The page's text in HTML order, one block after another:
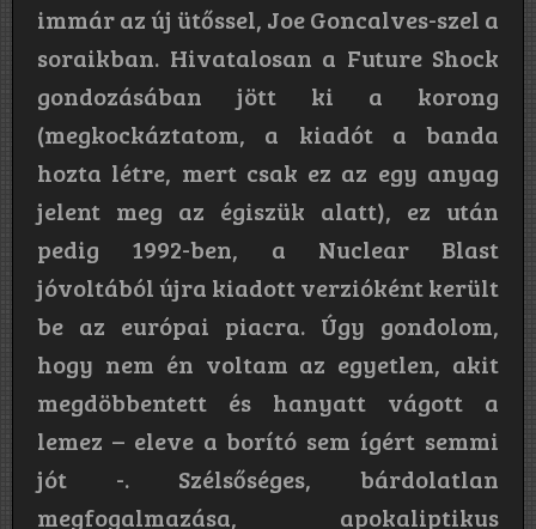
immár az új ütőssel, Joe Goncalves-szel a
soraikban. Hivatalosan a Future Shock
gondozásában jött ki a korong
(megkockáztatom, a kiadót a banda
hozta létre, mert csak ez az egy anyag
jelent meg az égiszük alatt), ez után
pedig 1992-ben, a Nuclear Blast
jóvoltából újra kiadott verzióként került
be az európai piacra. Úgy gondolom,
hogy nem én voltam az egyetlen, akit
megdöbbentett és hanyatt vágott a
lemez – eleve a borító sem ígért semmi
jót -. Szélsőséges, bárdolatlan
megfogalmazása, apokaliptikus